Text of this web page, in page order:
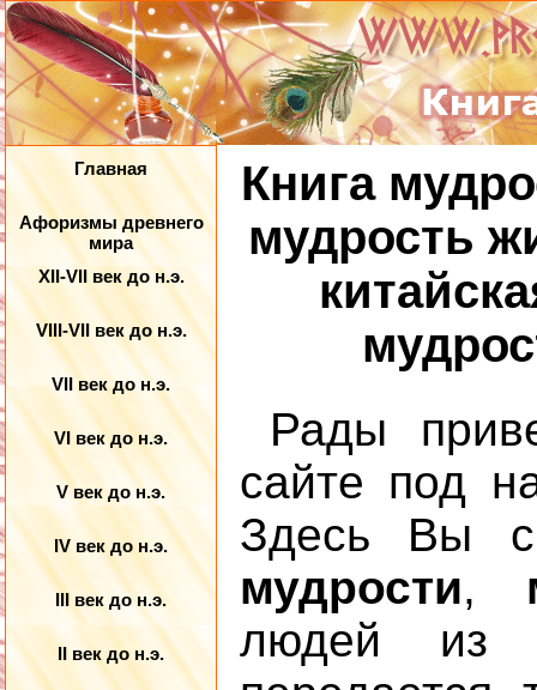
Главная
Афоризмы древнего
мира
XII-VII век до н.э.
VIII-VII век до н.э.
VII век до н.э.
VI век до н.э.
V век до н.э.
IV век до н.э.
III век до н.э.
II век до н.э.
Книга
мудрость
Рады
сайте под
Здесь Вы
мудрости,
людей из